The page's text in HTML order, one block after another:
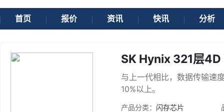
首页 报价 资讯 快讯 分析
SK Hynix 321层4D
与上一代相比，数据传输速
10%以上。
产品分类： 闪存芯片